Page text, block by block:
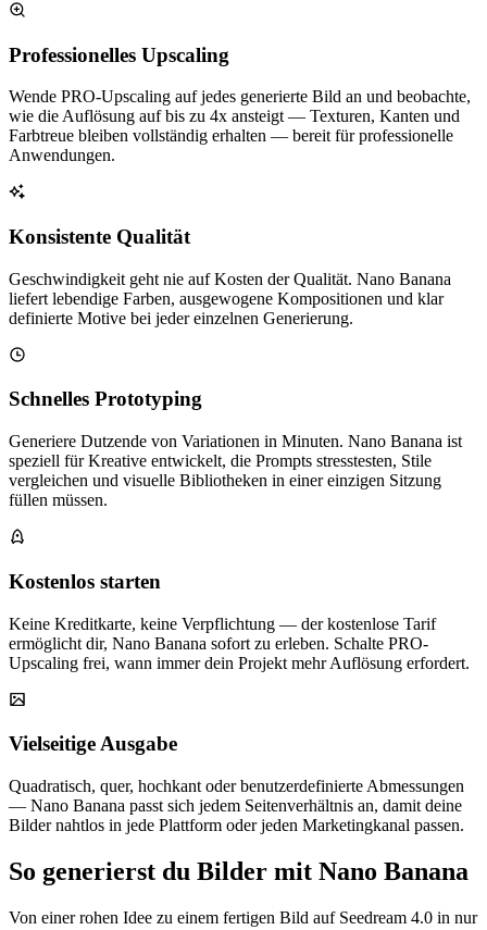
Professionelles Upscaling
Wende PRO-Upscaling auf jedes generierte Bild an und beobachte,
wie die Auflösung auf bis zu 4x ansteigt — Texturen, Kanten und
Farbtreue bleiben vollständig erhalten — bereit für professionelle
Anwendungen.
Konsistente Qualität
Geschwindigkeit geht nie auf Kosten der Qualität. Nano Banana
liefert lebendige Farben, ausgewogene Kompositionen und klar
definierte Motive bei jeder einzelnen Generierung.
Schnelles Prototyping
Generiere Dutzende von Variationen in Minuten. Nano Banana ist
speziell für Kreative entwickelt, die Prompts stresstesten, Stile
vergleichen und visuelle Bibliotheken in einer einzigen Sitzung
füllen müssen.
Kostenlos starten
Keine Kreditkarte, keine Verpflichtung — der kostenlose Tarif
ermöglicht dir, Nano Banana sofort zu erleben. Schalte PRO-
Upscaling frei, wann immer dein Projekt mehr Auflösung erfordert.
Vielseitige Ausgabe
Quadratisch, quer, hochkant oder benutzerdefinierte Abmessungen
— Nano Banana passt sich jedem Seitenverhältnis an, damit deine
Bilder nahtlos in jede Plattform oder jeden Marketingkanal passen.
So generierst du Bilder mit Nano Banana
Von einer rohen Idee zu einem fertigen Bild auf Seedream 4.0 in nur